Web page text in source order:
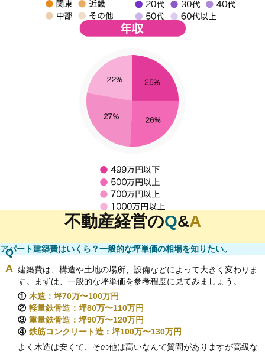
不動産経営のQ&A
アパート建築費はいくら？一般的な坪単価の相場を知りたい。
建築費は、構造や土地の場所、設備などによって大きく変わりま
す。まずは、一般的な坪単価を参考程度に見てみましょう。
① 木造：坪70万〜100万円
② 軽量鉄骨造：坪80万〜110万円
③ 重量鉄骨造：坪90万〜120万円
④ 鉄筋コンクリート造：坪100万〜130万円
よく木造は安くて、その他は高いなんて質問がありますが高級な